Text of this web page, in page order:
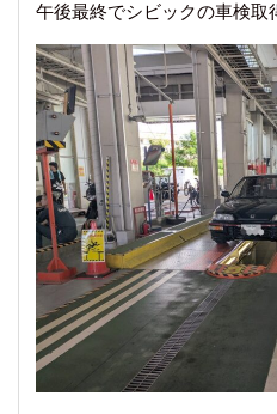
午後最終でシビックの車検取